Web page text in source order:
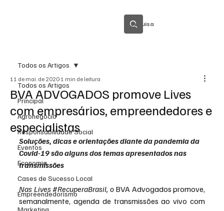
Pesquisa
Todos os Artigos
Principal
Agronegócio
Responsabilidade Social
Eventos
Economia
Cases de Sucesso Local
Empreendedorismo
Marketing
Todos os Artigos
BVA ADVOGADOS promove Lives
com empresários, empreendedores e
especialistas
11 de mai. de 2020 1 min de leitura
Soluções, dicas e orientações diante da pandemia da
Covid-19 são alguns dos temas apresentados nas
transmissões
Nas Lives #RecuperaBrasil, o BVA Advogados promove,
semanalmente, agenda de transmissões ao vivo com